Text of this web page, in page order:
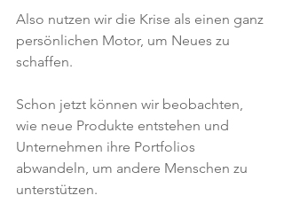
Also nutzen wir die Krise als einen ganz
persönlichen Motor, um Neues zu
schaffen.
Schon jetzt können wir beobachten,
wie neue Produkte entstehen und
Unternehmen ihre Portfolios
abwandeln, um andere Menschen zu
unterstützen.